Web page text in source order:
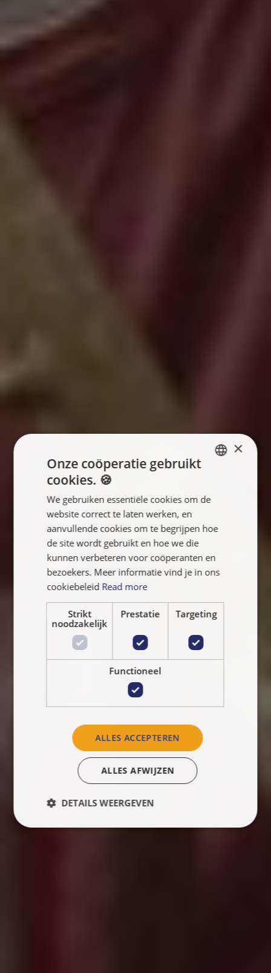
FRANÇAIS
×
Onze coöperatie gebruikt
cookies. 🍪
We gebruiken essentiële cookies om de
website correct te laten werken, en
aanvullende cookies om te begrijpen hoe
de site wordt gebruikt en hoe we die
kunnen verbeteren voor coöperanten en
bezoekers. Meer informatie vind je in ons
cookiebeleid Read more
Strikt
noodzakelijk
Prestatie Targeting
Functioneel
ALLES ACCEPTEREN
ALLES AFWIJZEN
DETAILS WEERGEVEN